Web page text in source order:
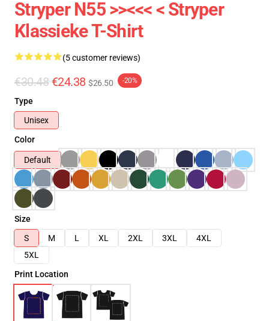
Stryper N55 >><<< < Stryper
Klassieke T-Shirt
(5 customer reviews)
€30.48 €24.38 $26.50 -20%
Type
Unisex
Color
Default
Size
S
M L XL 2XL 3XL
4XL
5XL
Print Location